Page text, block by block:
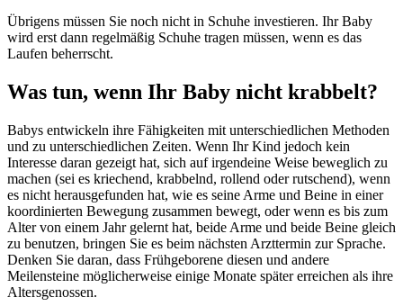
Übrigens müssen Sie noch nicht in Schuhe investieren. Ihr Baby
wird erst dann regelmäßig Schuhe tragen müssen, wenn es das
Laufen beherrscht.
Was tun, wenn Ihr Baby nicht krabbelt?
Babys entwickeln ihre Fähigkeiten mit unterschiedlichen Methoden
und zu unterschiedlichen Zeiten. Wenn Ihr Kind jedoch kein
Interesse daran gezeigt hat, sich auf irgendeine Weise beweglich zu
machen (sei es kriechend, krabbelnd, rollend oder rutschend), wenn
es nicht herausgefunden hat, wie es seine Arme und Beine in einer
koordinierten Bewegung zusammen bewegt, oder wenn es bis zum
Alter von einem Jahr gelernt hat, beide Arme und beide Beine gleich
zu benutzen, bringen Sie es beim nächsten Arzttermin zur Sprache.
Denken Sie daran, dass Frühgeborene diesen und andere
Meilensteine möglicherweise einige Monate später erreichen als ihre
Altersgenossen.